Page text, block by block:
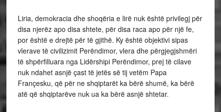
Liria, demokracia dhe shoqëria e lirë nuk është privilegj për
disa njerëz apo disa shtete, për disa raca apo për një fe,
por është e drejtë për të gjithë. Ky është objektivi sipas
vlerave të civilizimit Perëndimor, vlera dhe përgjegjshmëri
të shpërfilluara nga Lidërshipi Perëndimor, prej të cilave
nuk ndahet asnjë çast të jetës së tij vetëm Papa
Françesku, që për ne shqiptarët ka bërë shumë, ka bërë
atë që shqiptarëve nuk ua ka bërë asnjë shtetar.